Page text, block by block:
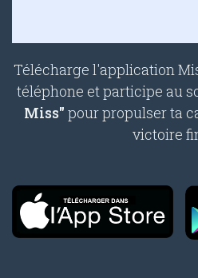
Télécharge l'application
téléphone et participe au
Miss" pour propulser ta
victoire